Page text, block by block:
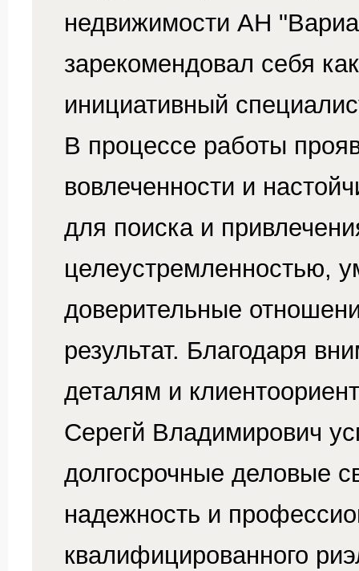
недвижимости АН
зарекомендовал себя
инициативный
В процессе работы
вовлеченности и
для поиска и
целеустремленностью,
доверительные
результат. Благодаря
деталям и
Серегй Владимирович
долгосрочные деловые
надежность и
квалифицированного